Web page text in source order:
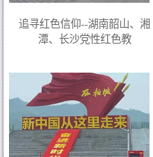
追寻红色信仰--湖南韶山、湘
潭、长沙党性红色教